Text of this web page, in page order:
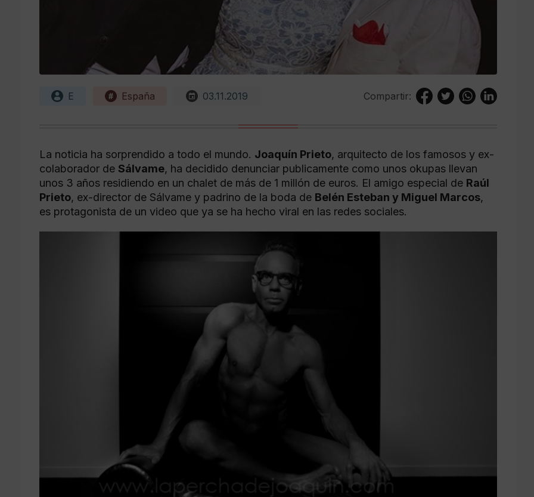
E España 03.11.2019 Compartir:
La noticia ha sorprendido a todo el mundo. Joaquín Prieto, arquitecto de los famosos y ex-
colaborador de Sálvame, ha decidido denunciar publicamente como unos okupas llevan
unos 3 años residiendo en un chalet de más de 1 millón de euros. El amigo especial de Raúl
Prieto, ex-director de Sálvame y padrino de la boda de Belén Esteban y Miguel Marcos,
es protagonista de un video que ya se ha hecho viral en las redes sociales.